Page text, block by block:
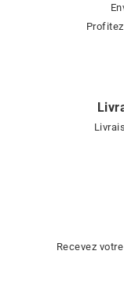
Recevez